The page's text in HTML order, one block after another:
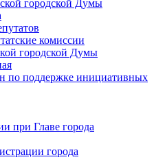
городской Думы
комиссии
городской Думы
по поддержке инициативных
при Главе города
города